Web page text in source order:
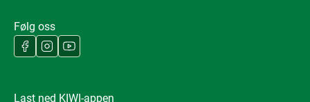
Følg oss
Last ned KIWI-appen